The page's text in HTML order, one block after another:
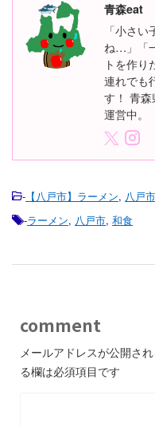
青森eat
「小さ
ね…」「
トを作
連れでも
す！ 青
運営中。
- 【八戸市】ラーメン, 八戸
-ラーメン, 八戸市, 和食
comment
メールアドレスが公開さ
る欄は必須項目です